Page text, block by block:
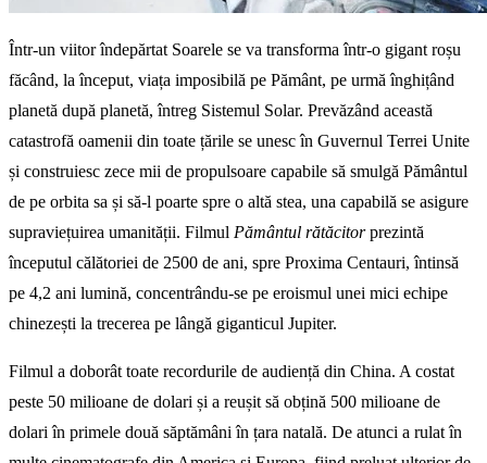
Într-un viitor îndepărtat Soarele se va transforma într-o gigant roșu
făcând, la început, viața imposibilă pe Pământ, pe urmă înghițând
planetă după planetă, întreg Sistemul Solar. Prevăzând această
catastrofă oamenii din toate țările se unesc în Guvernul Terrei Unite
și construiesc zece mii de propulsoare capabile să smulgă Pământul
de pe orbita sa și să-l poarte spre o altă stea, una capabilă se asigure
supraviețuirea umanității. Filmul Pământul rătăcitorprezintă
începutul călătoriei de 2500 de ani, spre Proxima Centauri, întinsă
pe 4,2 ani lumină, concentrându-se pe eroismul unei mici echipe
chinezești la trecerea pe lângă giganticul Jupiter.
Filmul a doborât toate recordurile de audiență din China. A costat
peste 50 milioane de dolari și a reușit să obțină 500 milioane de
dolari în primele două săptămâni în țara natală. De atunci a rulat în